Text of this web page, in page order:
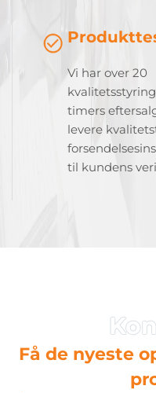
Vi har over 20
timers
levere
til kundens
Få de nyeste